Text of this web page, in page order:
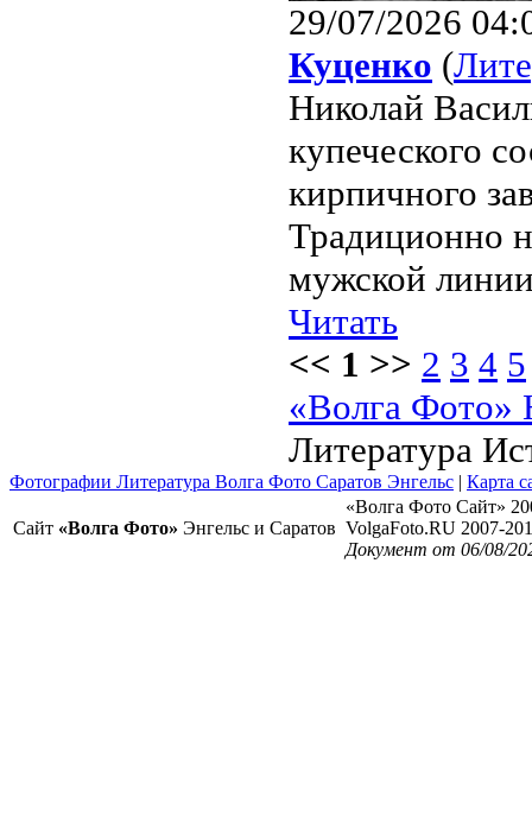
29/07/2026
Куценко (
Николай
купеческого
кирпичного
Традиционно
мужской
Читать
<< 1 >> 2 3 4 5
«Волга Фото»
Литература
Фотографии Литература Волга Фото Саратов Энгельс | Карта
Сайт «Волга Фото» Энгельс и Саратов
«Волга Фото Сайт»
VolgaFoto.RU 2007-
Документ от 06/08/